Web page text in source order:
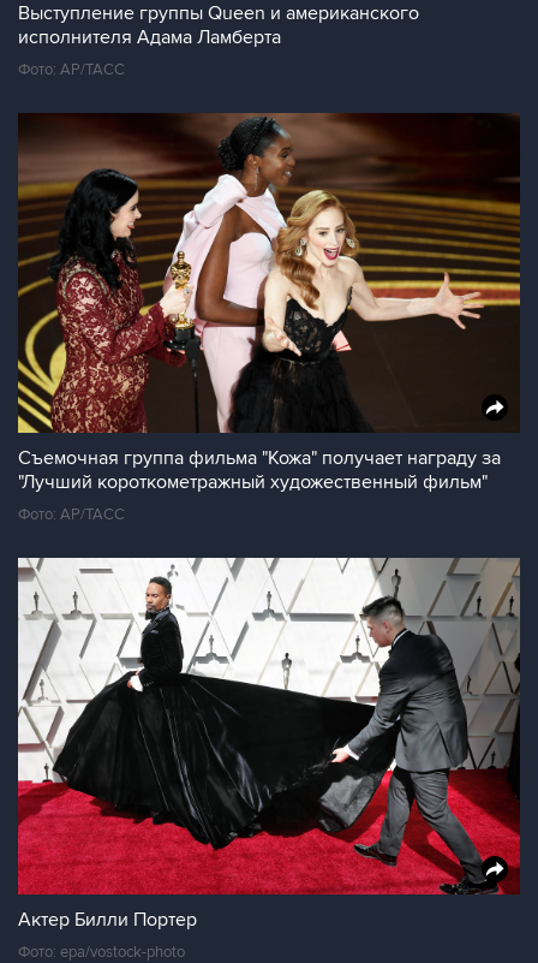
Выступление группы Queen и американского
исполнителя Адама Ламберта
Фото: AP/ТАСС
Съемочная группа фильма "Кожа" получает награду за
"Лучший короткометражный художественный фильм"
Фото: AP/ТАСС
Актер Билли Портер
Фото: epa/vostock-photo